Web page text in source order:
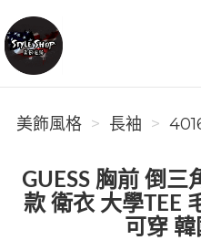
美飾風格
美飾風格 長袖
GUESS 胸前 倒三
款 衛衣 大學TEE
可穿